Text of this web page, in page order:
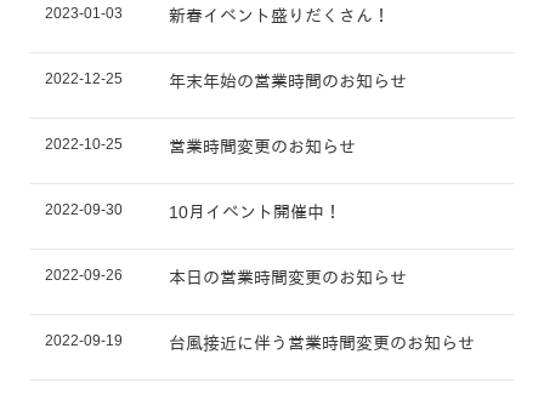
2023-01-03 新春イベント盛りだくさん！
2022-12-25 年末年始の営業時間のお知らせ
2022-10-25 営業時間変更のお知らせ
2022-09-30 10月イベント開催中！
2022-09-26 本日の営業時間変更のお知らせ
2022-09-19 台風接近に伴う営業時間変更のお知らせ